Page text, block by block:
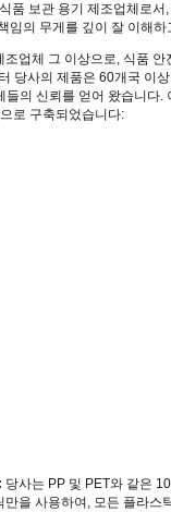
품 보관 용기 제조업체로서
임의 무게를 깊이 잘 이해하
업체 그 이상으로, 식품 안
당사의 제품은 60개국 이
들의 신뢰를 얻어 왔습니다.
로 구축되었습니다:
당사는 PP 및 PET와 같은
만을 사용하여, 모든 플라스